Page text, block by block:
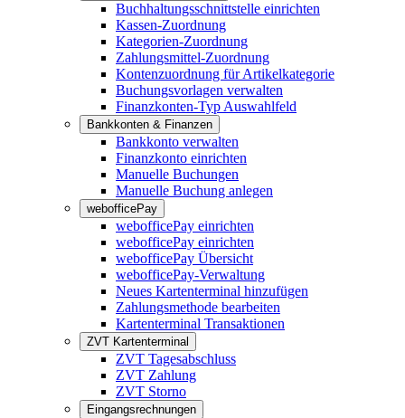
Buchhaltungsschnittstelle einrichten
Kassen-Zuordnung
Kategorien-Zuordnung
Zahlungsmittel-Zuordnung
Kontenzuordnung für Artikelkategorie
Buchungsvorlagen verwalten
Finanzkonten-Typ Auswahlfeld
Bankkonten & Finanzen
Bankkonto verwalten
Finanzkonto einrichten
Manuelle Buchungen
Manuelle Buchung anlegen
webofficePay
webofficePay einrichten
webofficePay einrichten
webofficePay Übersicht
webofficePay-Verwaltung
Neues Kartenterminal hinzufügen
Zahlungsmethode bearbeiten
Kartenterminal Transaktionen
ZVT Kartenterminal
ZVT Tagesabschluss
ZVT Zahlung
ZVT Storno
Eingangsrechnungen